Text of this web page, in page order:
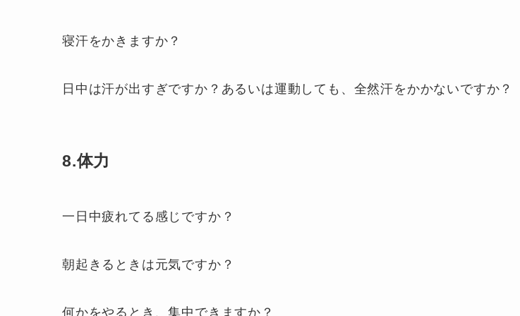
寝汗をかきますか？
日中は汗が出すぎですか？あるいは運動しても、全然汗をかかないですか？
8.体力
一日中疲れてる感じですか？
朝起きるときは元気ですか？
何かをやるとき、集中できますか？